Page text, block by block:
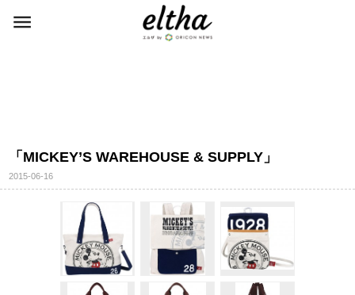
「MICKEY’S WAREHOUSE & SUPPLY」
2015-06-16